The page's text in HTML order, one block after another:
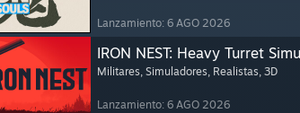
Lanzamiento: 6 AGO 2026
IRON NEST: Heavy Turret
Militares, Simuladores, Realistas, 3D
Lanzamiento: 6 AGO 2026